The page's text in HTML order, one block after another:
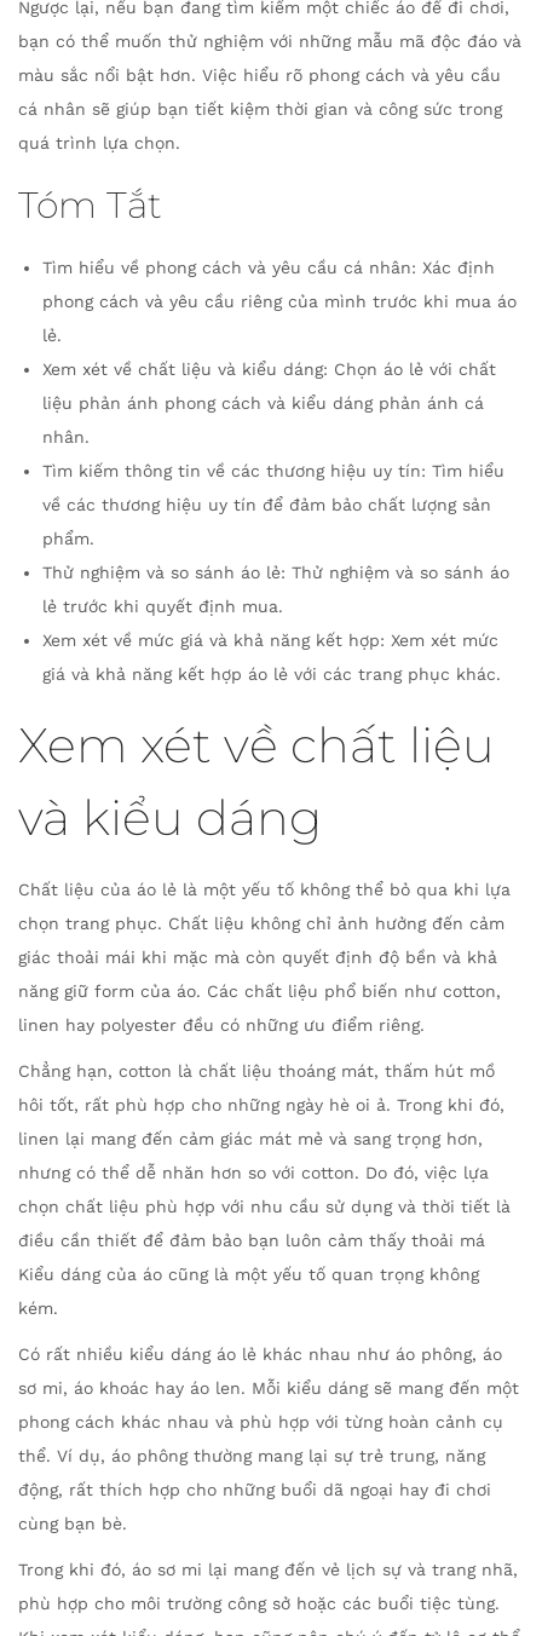
Ngược lại, nếu bạn đang tìm kiếm một chiếc áo để đi chơi,
bạn có thể muốn thử nghiệm với những mẫu mã độc đáo và
màu sắc nổi bật hơn. Việc hiểu rõ phong cách và yêu cầu
cá nhân sẽ giúp bạn tiết kiệm thời gian và công sức trong
quá trình lựa chọn.
Tóm Tắt
Tìm hiểu về phong cách và yêu cầu cá nhân: Xác định
phong cách và yêu cầu riêng của mình trước khi mua áo
lẻ.
Xem xét về chất liệu và kiểu dáng: Chọn áo lẻ với chất
liệu phản ánh phong cách và kiểu dáng phản ánh cá
nhân.
Tìm kiếm thông tin về các thương hiệu uy tín: Tìm hiểu
về các thương hiệu uy tín để đảm bảo chất lượng sản
phẩm.
Thử nghiệm và so sánh áo lẻ: Thử nghiệm và so sánh áo
lẻ trước khi quyết định mua.
Xem xét về mức giá và khả năng kết hợp: Xem xét mức
giá và khả năng kết hợp áo lẻ với các trang phục khác.
Xem xét về chất liệu
và kiểu dáng
Chất liệu của áo lẻ là một yếu tố không thể bỏ qua khi lựa
chọn trang phục. Chất liệu không chỉ ảnh hưởng đến cảm
giác thoải mái khi mặc mà còn quyết định độ bền và khả
năng giữ form của áo. Các chất liệu phổ biến như cotton,
linen hay polyester đều có những ưu điểm riêng.
Chẳng hạn, cotton là chất liệu thoáng mát, thấm hút mồ
hôi tốt, rất phù hợp cho những ngày hè oi ả. Trong khi đó,
linen lại mang đến cảm giác mát mẻ và sang trọng hơn,
nhưng có thể dễ nhăn hơn so với cotton. Do đó, việc lựa
chọn chất liệu phù hợp với nhu cầu sử dụng và thời tiết là
điều cần thiết để đảm bảo bạn luôn cảm thấy thoải má
Kiểu dáng của áo cũng là một yếu tố quan trọng không
kém.
Có rất nhiều kiểu dáng áo lẻ khác nhau như áo phông, áo
sơ mi, áo khoác hay áo len. Mỗi kiểu dáng sẽ mang đến một
phong cách khác nhau và phù hợp với từng hoàn cảnh cụ
thể. Ví dụ, áo phông thường mang lại sự trẻ trung, năng
động, rất thích hợp cho những buổi dã ngoại hay đi chơi
cùng bạn bè.
Trong khi đó, áo sơ mi lại mang đến vẻ lịch sự và trang nhã,
phù hợp cho môi trường công sở hoặc các buổi tiệc tùng.